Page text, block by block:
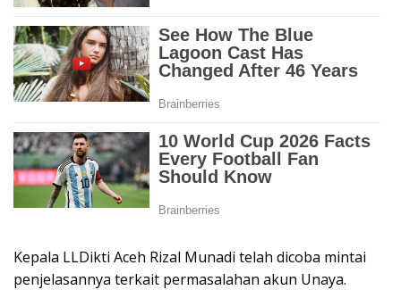
Kepala LLDikti Aceh Rizal Munadi telah dicoba mintai
penjelasannya terkait permasalahan akun Unaya.